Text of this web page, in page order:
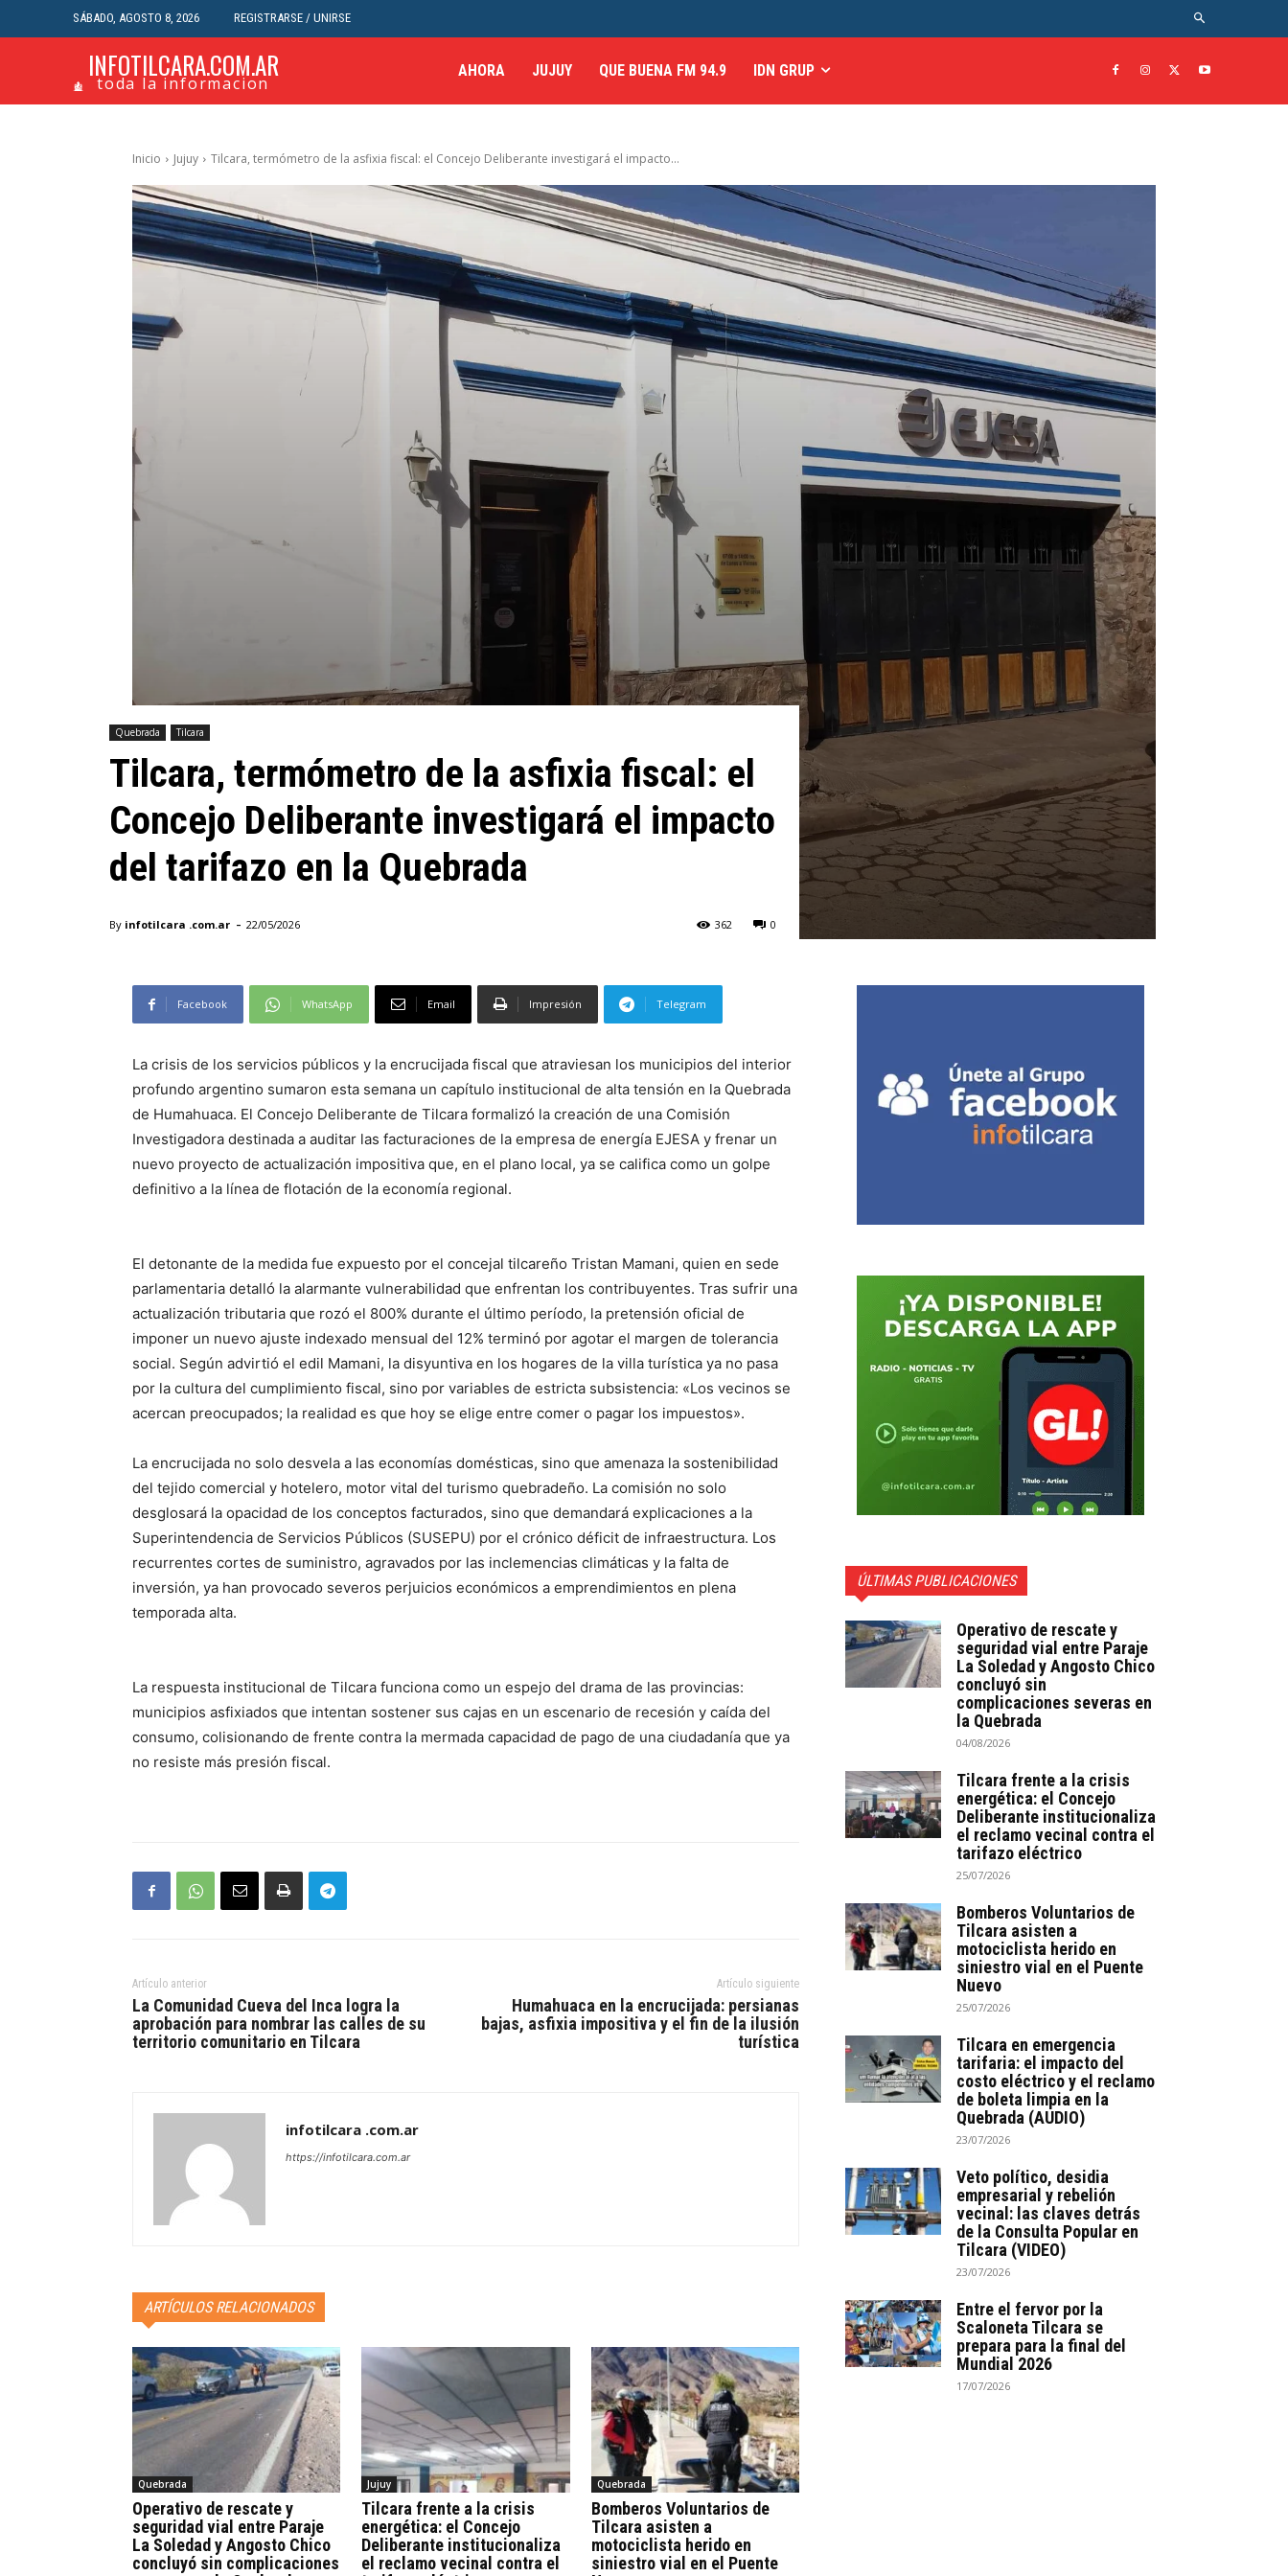
SÁBADO, AGOSTO 8, 2026 REGISTRARSE / UNIRSE
INFOTILCARA.COM.AR
toda la informacion
AHORA JUJUY QUE BUENA FM 94.9 IDN GRUP
Inicio Jujuy Tilcara, termómetro de la asfixia fiscal: el Concejo Deliberante investigará el impacto...
Quebrada Tilcara
Tilcara, termómetro de la asfixia fiscal: el
Concejo Deliberante investigará el impacto
del tarifazo en la Quebrada
By infotilcara .com.ar - 22/05/2026 0
362
Facebook WhatsApp Email Impresión Telegram
La crisis de los servicios públicos y la encrucijada fiscal que atraviesan los municipios del interior
profundo argentino sumaron esta semana un capítulo institucional de alta tensión en la Quebrada
de Humahuaca. El Concejo Deliberante de Tilcara formalizó la creación de una Comisión
Investigadora destinada a auditar las facturaciones de la empresa de energía EJESA y frenar un
nuevo proyecto de actualización impositiva que, en el plano local, ya se califica como un golpe
definitivo a la línea de flotación de la economía regional.
El detonante de la medida fue expuesto por el concejal tilcareño Tristan Mamani, quien en sede
parlamentaria detalló la alarmante vulnerabilidad que enfrentan los contribuyentes. Tras sufrir una
actualización tributaria que rozó el 800% durante el último período, la pretensión oficial de
imponer un nuevo ajuste indexado mensual del 12% terminó por agotar el margen de tolerancia
social. Según advirtió el edil Mamani, la disyuntiva en los hogares de la villa turística ya no pasa
por la cultura del cumplimiento fiscal, sino por variables de estricta subsistencia: «Los vecinos se
acercan preocupados; la realidad es que hoy se elige entre comer o pagar los impuestos».
La encrucijada no solo desvela a las economías domésticas, sino que amenaza la sostenibilidad
del tejido comercial y hotelero, motor vital del turismo quebradeño. La comisión no solo
desglosará la opacidad de los conceptos facturados, sino que demandará explicaciones a la
Superintendencia de Servicios Públicos (SUSEPU) por el crónico déficit de infraestructura. Los
recurrentes cortes de suministro, agravados por las inclemencias climáticas y la falta de
inversión, ya han provocado severos perjuicios económicos a emprendimientos en plena
temporada alta.
La respuesta institucional de Tilcara funciona como un espejo del drama de las provincias:
municipios asfixiados que intentan sostener sus cajas en un escenario de recesión y caída del
consumo, colisionando de frente contra la mermada capacidad de pago de una ciudadanía que ya
no resiste más presión fiscal.
Artículo anterior
La Comunidad Cueva del Inca logra la
aprobación para nombrar las calles de su
territorio comunitario en Tilcara
Artículo siguiente
Humahuaca en la encrucijada: persianas
bajas, asfixia impositiva y el fin de la ilusión
turística
infotilcara .com.ar
https://infotilcara.com.ar
ARTÍCULOS RELACIONADOS
Quebrada
Operativo de rescate y
seguridad vial entre Paraje
La Soledad y Angosto Chico
concluyó sin complicaciones
Jujuy
Tilcara frente a la crisis
energética: el Concejo
Deliberante institucionaliza
el reclamo vecinal contra el
Quebrada
Bomberos Voluntarios de
Tilcara asisten a
motociclista herido en
siniestro vial en el Puente
ÚLTIMAS PUBLICACIONES
Operativo de rescate y
seguridad vial entre Paraje
La Soledad y Angosto Chico
concluyó sin
complicaciones severas en
la Quebrada
04/08/2026
Tilcara frente a la crisis
energética: el Concejo
Deliberante institucionaliza
el reclamo vecinal contra el
tarifazo eléctrico
25/07/2026
Bomberos Voluntarios de
Tilcara asisten a
motociclista herido en
siniestro vial en el Puente
Nuevo
25/07/2026
Tilcara en emergencia
tarifaria: el impacto del
costo eléctrico y el reclamo
de boleta limpia en la
Quebrada (AUDIO)
23/07/2026
Veto político, desidia
empresarial y rebelión
vecinal: las claves detrás
de la Consulta Popular en
Tilcara (VIDEO)
23/07/2026
Entre el fervor por la
Scaloneta Tilcara se
prepara para la final del
Mundial 2026
17/07/2026